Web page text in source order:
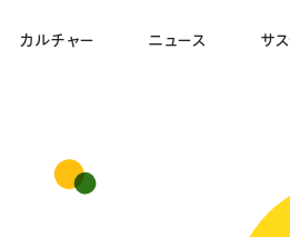
カルチャー ニュース サ